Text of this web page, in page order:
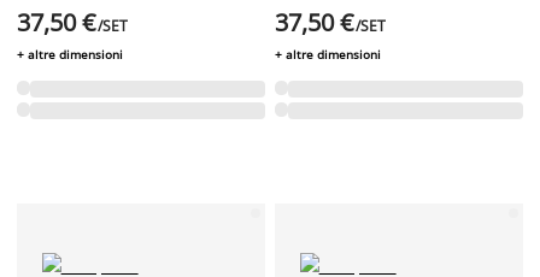
37,50 €/SET
+ altre dimensioni
37,50 €/SET
+ altre dimensioni